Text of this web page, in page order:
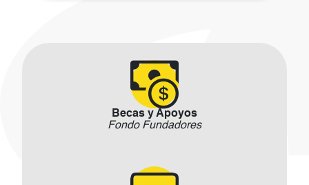
Becas y Apoyos
Fondo Fundadores